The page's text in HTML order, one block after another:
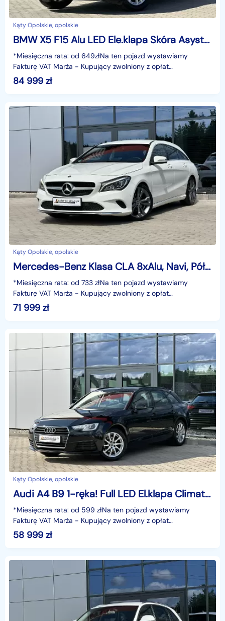
Kąty Opolskie, opolskie
BMW X5 F15 Alu LED Ele.klapa Skóra Asystent Kamera Navi Hak Serwis ASO GWARANCJ
*Miesięczna rata: od 649złNa ten pojazd wystawiamy
Fakturę VAT Marża - Kupujący zwolniony z opłat
skarbowych.Gwarancja: 6 miesięcy.Cechy szczególne:Wersja
z pop
84 999 zł
Kąty Opolskie, opolskie
Mercedes-Benz Klasa CLA 8xAlu, Navi, Półskóra, LED, Kamera, Grzane fotele, Ele.Klapa,GWARANC
*Miesięczna rata: od 733 złNa ten pojazd wystawiamy
Fakturę VAT Marża - Kupujący zwolniony z opłat
skarbowych.Gwarancja: 6 miesięcy.Cechy
71 999 zł
Kąty Opolskie, opolskie
Audi A4 B9 1-ręka! Full LED El.klapa Climatronic Tempomat Bluetooth Alu GWARANC
*Miesięczna rata: od 599 złNa ten pojazd wystawiamy
Fakturę VAT Marża - Kupujący zwolniony z opłat
skarbowych.Gwarancja: 6 miesięcy.Cechy szczególne:Auto
od pie
58 999 zł